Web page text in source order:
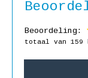
Beoordeling:
totaal van 159